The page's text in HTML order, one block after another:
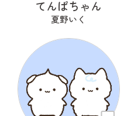
てんぱちゃん
夏野いく